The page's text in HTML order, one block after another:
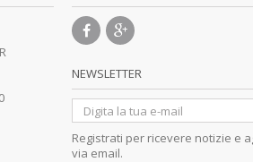
NEWSLETTER
Registrati per ricevere notizie e
via email.